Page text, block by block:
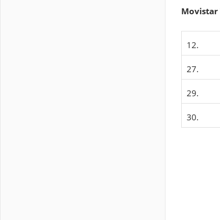
Movistar
12.
27.
29.
30.